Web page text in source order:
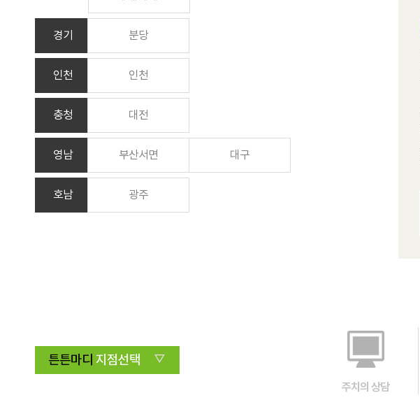
경기 분당
인천 인천
충청 대전
영남 부산서면 대구
호남 광주
튼튼마디 지점선택
주치의 상담